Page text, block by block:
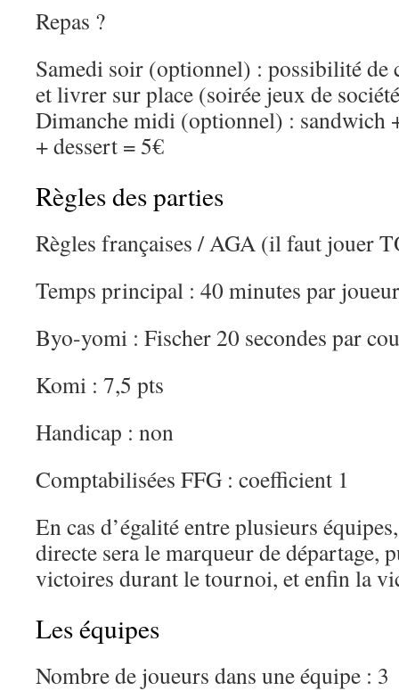
Repas ?
Samedi soir (optionnel) : possibilité de
et livrer sur place (soirée jeux de
Dimanche midi (optionnel) : sandwich
+ dessert = 5€
Règles des parties
Règles françaises / AGA (il faut jouer
Temps principal : 40 minutes par joueur
Byo-yomi : Fischer 20 secondes par
Komi : 7,5 pts
Handicap : non
Comptabilisées FFG : coefficient 1
En cas d’égalité entre plusieurs
directe sera le marqueur de départage,
victoires durant le tournoi, et enfin la
Les équipes
Nombre de joueurs dans une équipe : 3